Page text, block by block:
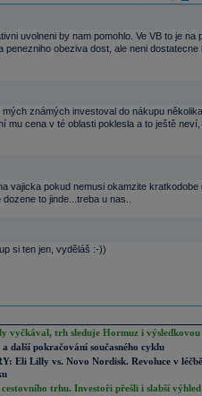
uvolneni by nam pomohlo. Ve VB to je na
penezniho obeziva dost, ale neni dostatecne
známých investoval do nákupu
mu cena v té oblasti poklesla a to ještě
vajicka pokud nemusi okamzite kratkodobe
to jinde...treba u nas..
si ten jen, vyděláš :-))
vyčkával, trh sleduje Hormuz i výsledkovou
další pokračování současného cyklu
Eli Lilly vs. Novo Nordisk. Revoluce v
trhu. Investoři přešli i slabší výhled